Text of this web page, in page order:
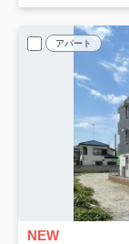
アパート
NEW